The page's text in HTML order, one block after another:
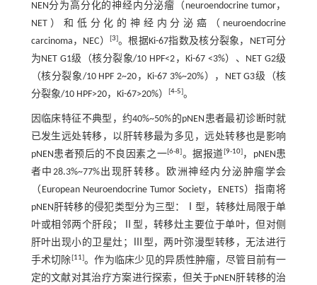
NEN分为高分化的神经内分泌瘤（neuroendocrine tumor，
NET）和低分化的神经内分泌癌（neuroendocrine
carcinoma，NEC）
[3]。根据Ki-67指数及核分裂象，NET可分
为NET G1级（核分裂象/10 HPF<2，Ki-67 <3%）、NET G2级
（核分裂象/10 HPF 2~20，Ki-67 3%~20%），NET G3级（核
分裂象/10 HPF>20，Ki-67>20%）
[4-5]。
因临床特征不典型，约40%~50%的pNEN患者最初诊断时就
已发生远处转移，以肝转移最为多见，远处转移也是影响
pNEN患者预后的不良因素之一[6-8]。据报道 [9-10]，pNEN患
者中28.3%~77%出现肝转移。欧洲神经内分泌肿瘤学会
（European Neuroendocrine Tumor Society，ENETS）指南将
pNEN肝转移的侵犯类型分为三型：Ⅰ型，转移灶局限于单
叶或相邻两个肝段；Ⅱ型，转移灶主要位于单叶，但对侧
肝叶出现小的卫星灶；Ⅲ型，两叶弥漫型转移，无法进行
手术切除[11]。作为临床少见的异质性肿瘤，尽管目前有一
定的文献对其治疗方案进行探索，但关于pNEN肝转移的治